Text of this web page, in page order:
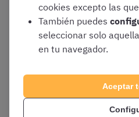
¿Cómo es
cuerpo de
de la
cookies excepto las
También puedes
seleccionar solo
en tu navegador.
Aceptar